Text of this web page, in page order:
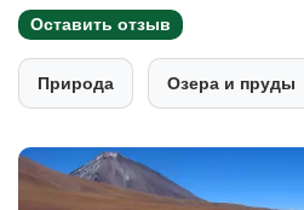
Оставить отзыв
Природа Озера и пруды